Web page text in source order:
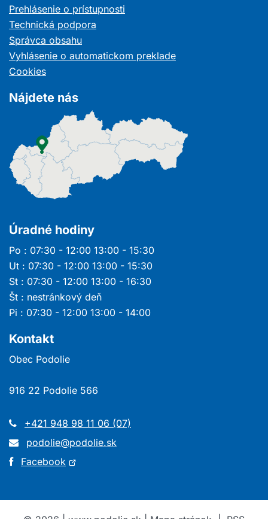
okne
Prehlásenie o prístupnosti
Technická podpora
Správca obsahu
Vyhlásenie o automatickom preklade
Cookies
Nájdete nás
Úradné hodiny
Po : 07:30 - 12:00 13:00 - 15:30
Ut : 07:30 - 12:00 13:00 - 15:30
St : 07:30 - 12:00 13:00 - 16:30
Št : nestránkový deň
Pi : 07:30 - 12:00 13:00 - 14:00
Kontakt
Obec Podolie
916 22 Podolie 566
+421 948 98 11 06 (07)
podolie@podolie.sk
Facebook Otvorí